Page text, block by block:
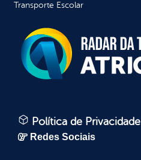
Transporte Escolar
Política de Privacidade
Redes Sociais